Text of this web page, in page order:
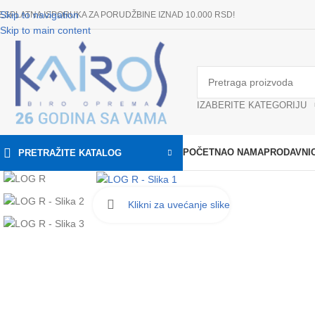
Skip to navigation
Skip to main content
ISPORUKA ZA PORUDŽBINE IZNAD 10.000 RSD!
IZABERITE KATEGORIJU
PRETRAŽITE KATALOG POČETNAO NAMA
Klikni za uvećanje slike